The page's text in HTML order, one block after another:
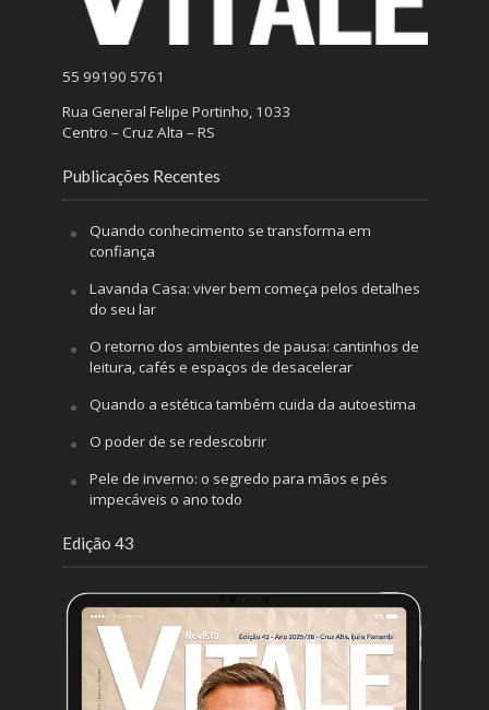
55 99190 5761
Rua General Felipe Portinho, 1033
Centro – Cruz Alta – RS
Publicações Recentes
Quando conhecimento se transforma em
confiança
Lavanda Casa: viver bem começa pelos detalhes
do seu lar
O retorno dos ambientes de pausa: cantinhos de
leitura, cafés e espaços de desacelerar
Quando a estética também cuida da autoestima
O poder de se redescobrir
Pele de inverno: o segredo para mãos e pés
impecáveis o ano todo
Edição 43